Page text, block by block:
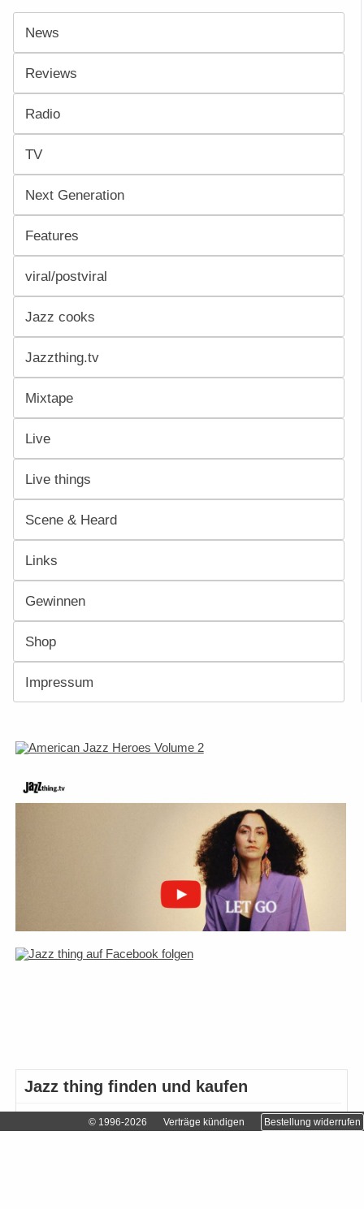
News
Reviews
Radio
TV
Next Generation
Features
viral/postviral
Jazz cooks
Jazzthing.tv
Mixtape
Live
Live things
Scene & Heard
Links
Gewinnen
Shop
Impressum
Jazz thing finden und kaufen
Abonnieren© 1996-2026 Verträge kündigen Bestellung widerrufen